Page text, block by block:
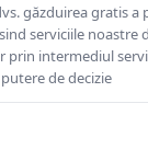
găzduirea gratis
serviciile noastre
prin intermediul
de decizie